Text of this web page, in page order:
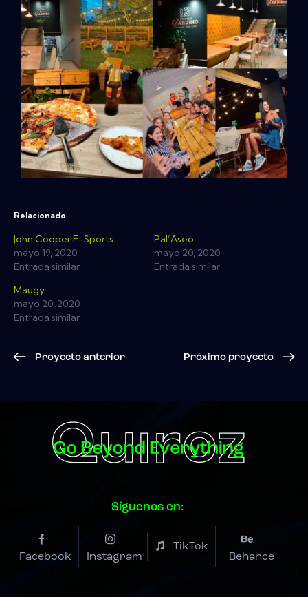
Relacionado
John Cooper E-Sports
mayo 19, 2020
Entrada similar
Pal’Aseo
mayo 20, 2020
Entrada similar
Maugy
mayo 20, 2020
Entrada similar
Proyecto anterior Próximo proyecto
Síguenos en:
Facebook Instagram
TikTok
Behance